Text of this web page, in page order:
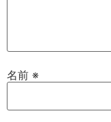
名前 ※